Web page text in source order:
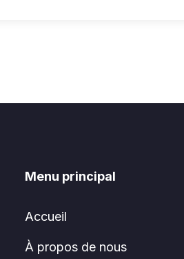
Menu principal
Accueil
À propos de nous